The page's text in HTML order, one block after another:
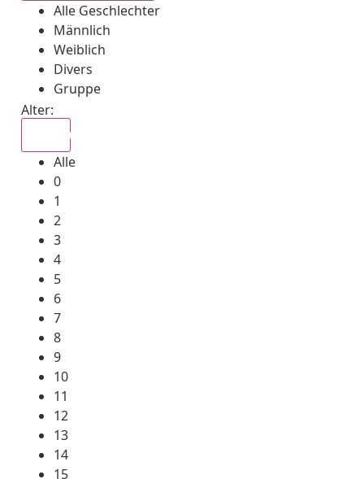
Alle Geschlechter
Männlich
Weiblich
Divers
Gruppe
Alter:
Alle
0
1
2
3
4
5
6
7
8
9
10
11
12
13
14
15